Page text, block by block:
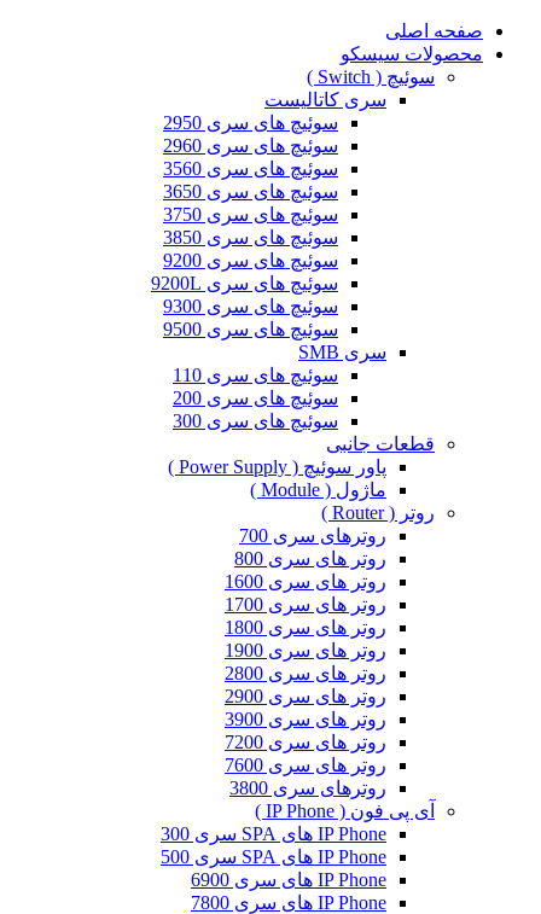
صفحه اصلی
محصولات سیسکو
سوئیچ ( Switch )
سری کاتالیست
سوئیچ های سری 2950
سوئیچ های سری 2960
سوئیچ های سری 3560
سوئیچ های سری 3650
سوئیچ های سری 3750
سوئیچ های سری 3850
سوئیچ های سری 9200
سوئیچ های سری 9200L
سوئیچ های سری 9300
سوئیچ های سری 9500
سری SMB
سوئیچ های سری 110
سوئیچ های سری 200
سوئیچ های سری 300
قطعات جانبی
پاور سوئیچ ( Power Supply )
ماژول ( Module )
روتر ( Router )
روترهای سری 700
روتر های سری 800
روتر های سری 1600
روتر های سری 1700
روتر های سری 1800
روتر های سری 1900
روتر های سری 2800
روتر های سری 2900
روتر های سری 3900
روتر های سری 7200
روتر های سری 7600
روترهای سری 3800
آی پی فون ( IP Phone )
IP Phone های SPA سری 300
IP Phone های SPA سری 500
IP Phone های سری 6900
IP Phone های سری 7800